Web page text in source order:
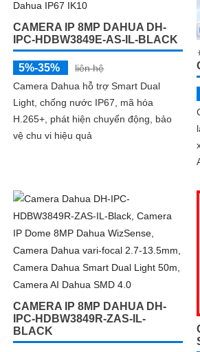
CAMERA IP 8MP DAHUA DH-
IPC-HDBW3849E-AS-IL-BLACK
5%-35%
liên hệ
Camera Dahua hỗ trợ Smart Dual
Light, chống nước IP67, mã hóa
H.265+, phát hiện chuyển động, bảo
vệ chu vi hiệu quả
CAMERA IP 8MP DAHUA DH-
IPC-HDBW3849R-ZAS-IL-
BLACK